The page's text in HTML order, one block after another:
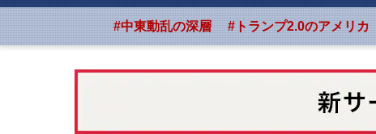
#中東動乱の深層 #トランプ2.0のアメリカ